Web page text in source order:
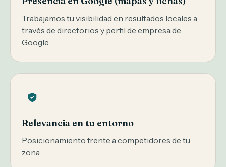
Trabajamos tu visibilidad en resultados locales a
través de directorios y perfil de empresa de
Google.
Relevancia en tu entorno
Posicionamiento frente a competidores de tu
zona.